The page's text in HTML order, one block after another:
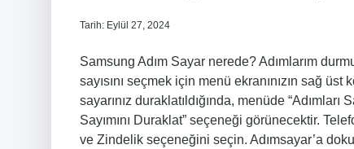
Tarih: Eylül 27, 2024
Samsung Adım Sayar nerede? Adımlarım
sayısını seçmek için menü ekranınızın sağ
sayarınız duraklatıldığında, menüde
Sayımını Duraklat” seçeneği görünecektir.
ve Zindelik seçeneğini seçin. Adımsayar’a